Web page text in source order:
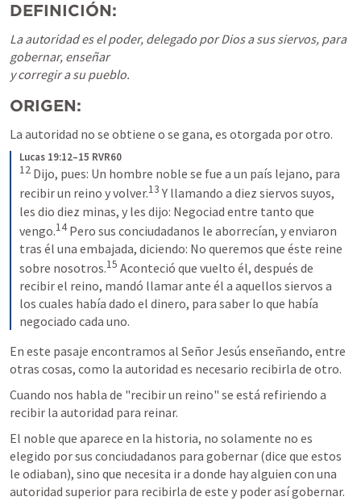
DEFINICIÓN:
La autoridad es el poder, delegado por Dios a sus siervos, para
gobernar, enseñar
y corregir a su pueblo.
ORIGEN:
La autoridad no se obtiene o se gana, es otorgada por otro.
Lucas 19:12–15 RVR60
12 Dijo, pues: Un hombre noble se fue a un país lejano, para
recibir un reino y volver.13 Y llamando a diez siervos suyos,
les dio diez minas, y les dijo: Negociad entre tanto que
vengo.14 Pero sus conciudadanos le aborrecían, y enviaron
tras él una embajada, diciendo: No queremos que éste reine
sobre nosotros.15 Aconteció que vuelto él, después de
recibir el reino, mandó llamar ante él a aquellos siervos a
los cuales había dado el dinero, para saber lo que había
negociado cada uno.
En este pasaje encontramos al Señor Jesús enseñando, entre
otras cosas, como la autoridad es necesario recibirla de otro.
Cuando nos habla de "recibir un reino" se está refiriendo a
recibir la autoridad para reinar.
El noble que aparece en la historia, no solamente no es
elegido por sus conciudadanos para gobernar (dice que estos
le odiaban), sino que necesita ir a donde hay alguien con una
autoridad superior para recibirla de este y poder así gobernar.